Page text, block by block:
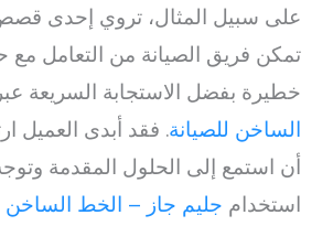
على سبيل المثال، تروي إحدى
تمكن فريق الصيانة من التعامل
خطيرة بفضل الاستجابة السريعة عبر
الساخن للصيانة. فقد أبدى العميل
أن استمع إلى الحلول المقدمة
استخدام جليم جاز – الخط الساخن